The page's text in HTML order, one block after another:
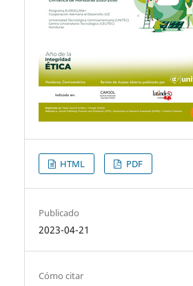
HTML PDF
Publicado
2023-04-21
Cómo citar